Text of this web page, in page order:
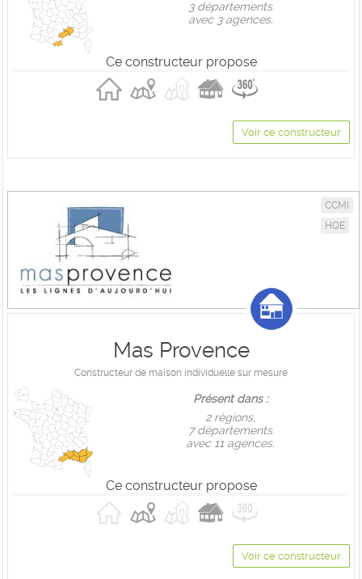
3 départements
avec 3 agences.
Ce constructeur propose
Voir ce constructeur
CCMI
HQE
Mas Provence
Constructeur de maison individuelle sur mesure
Présent dans :
2 règions,
7 départements
avec 11 agences.
Ce constructeur propose
Voir ce constructeur